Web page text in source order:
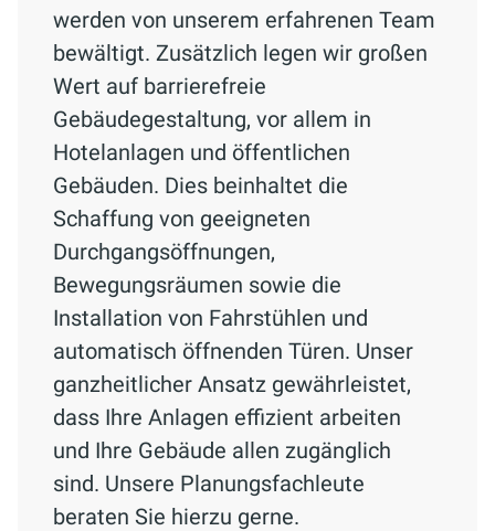
werden von unserem erfahrenen Team
bewältigt. Zusätzlich legen wir großen
Wert auf barrierefreie
Gebäudegestaltung, vor allem in
Hotelanlagen und öffentlichen
Gebäuden. Dies beinhaltet die
Schaffung von geeigneten
Durchgangsöffnungen,
Bewegungsräumen sowie die
Installation von Fahrstühlen und
automatisch öffnenden Türen. Unser
ganzheitlicher Ansatz gewährleistet,
dass Ihre Anlagen effizient arbeiten
und Ihre Gebäude allen zugänglich
sind. Unsere Planungsfachleute
beraten Sie hierzu gerne.